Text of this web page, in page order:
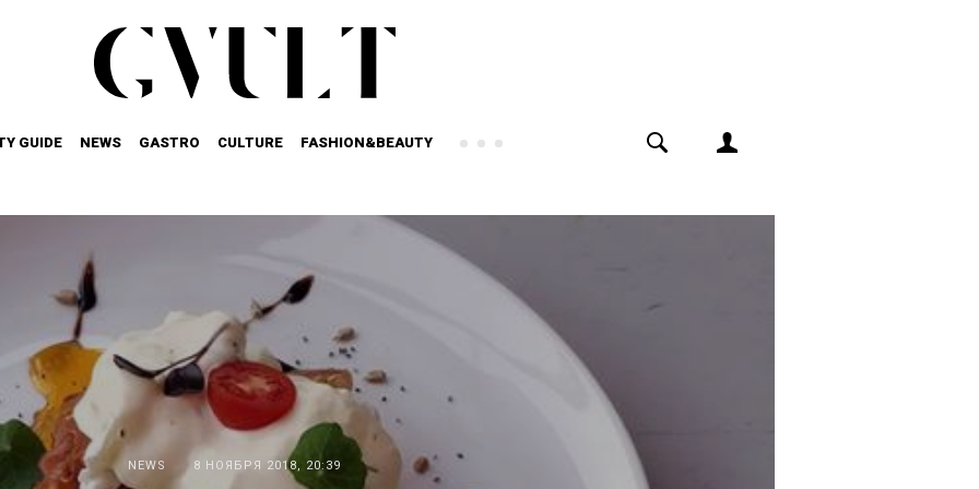
GUIDE NEWS GASTRO CULTURE FASHION&BEAUTY
NEWS 8 НОЯБРЯ 2018, 20:39